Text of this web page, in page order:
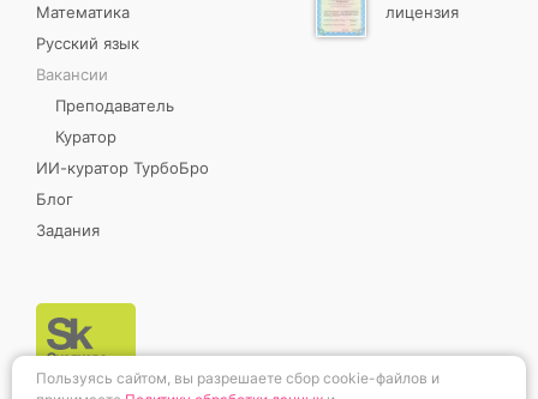
Математика
Русский язык
Вакансии
Преподаватель
Куратор
ИИ-куратор ТурбоБро
Блог
Задания
лицензия
Пользуясь сайтом, вы разрешаете сбор cookie-файлов и